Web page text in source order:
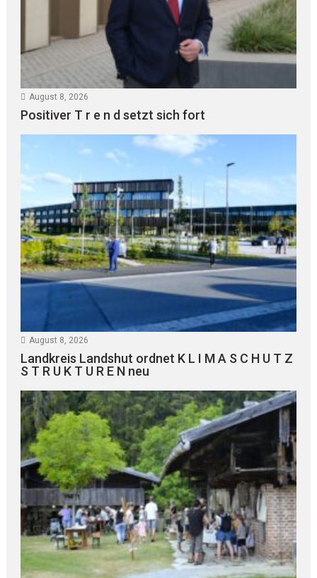
August 8, 2026
Positiver T r e n d setzt sich fort
August 8, 2026
Landkreis Landshut ordnet K L I M A S C H U T Z
S T R U K T U R E N neu